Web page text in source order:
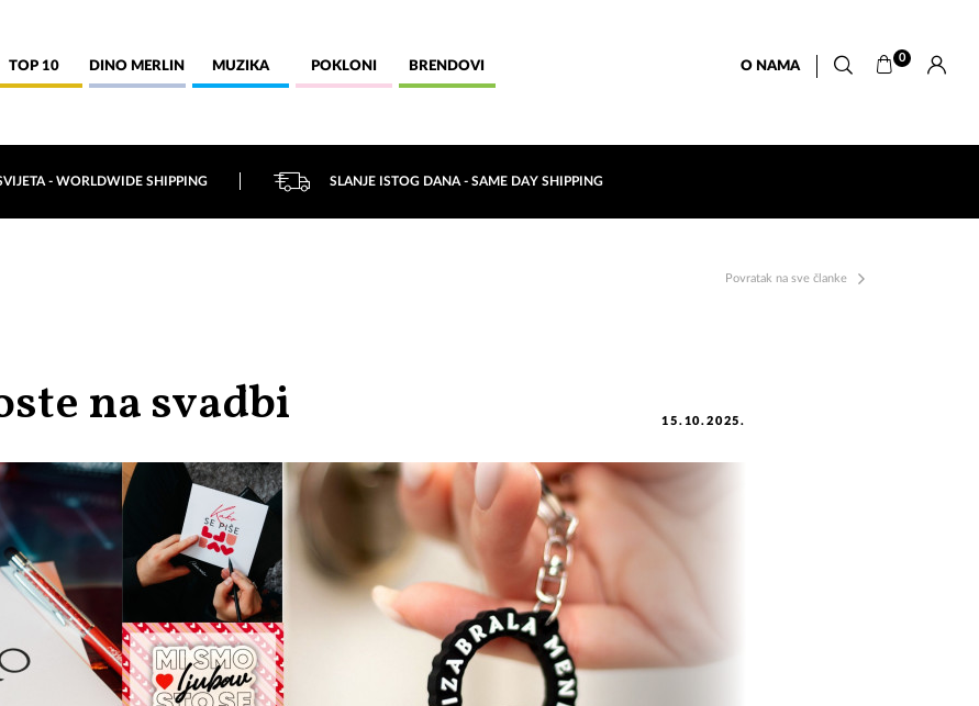
TOP 10 DINO MERLIN MUZIKA POKLONI BRENDOVI O NAMA
0
- WORLDWIDE SHIPPING SLANJE ISTOG DANA - SAME DAY SHIPPING
Povratak na sve članke
na svadbi 15.10.2025.